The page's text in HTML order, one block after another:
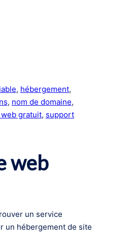
, hébergement
, nom de domaine
gratuit, support
web
un service
un hébergement de site